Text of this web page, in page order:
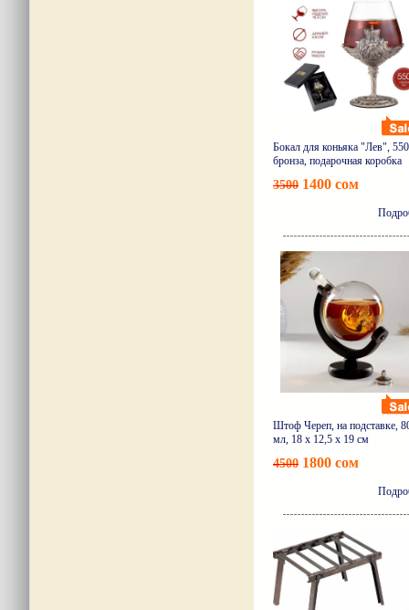
Бокал для коньяка "Лев",
бронза, подарочная коробка
3500 1400 сом
Штоф Череп, на подставке,
мл, 18 х 12,5 х 19 см
4500 1800 сом